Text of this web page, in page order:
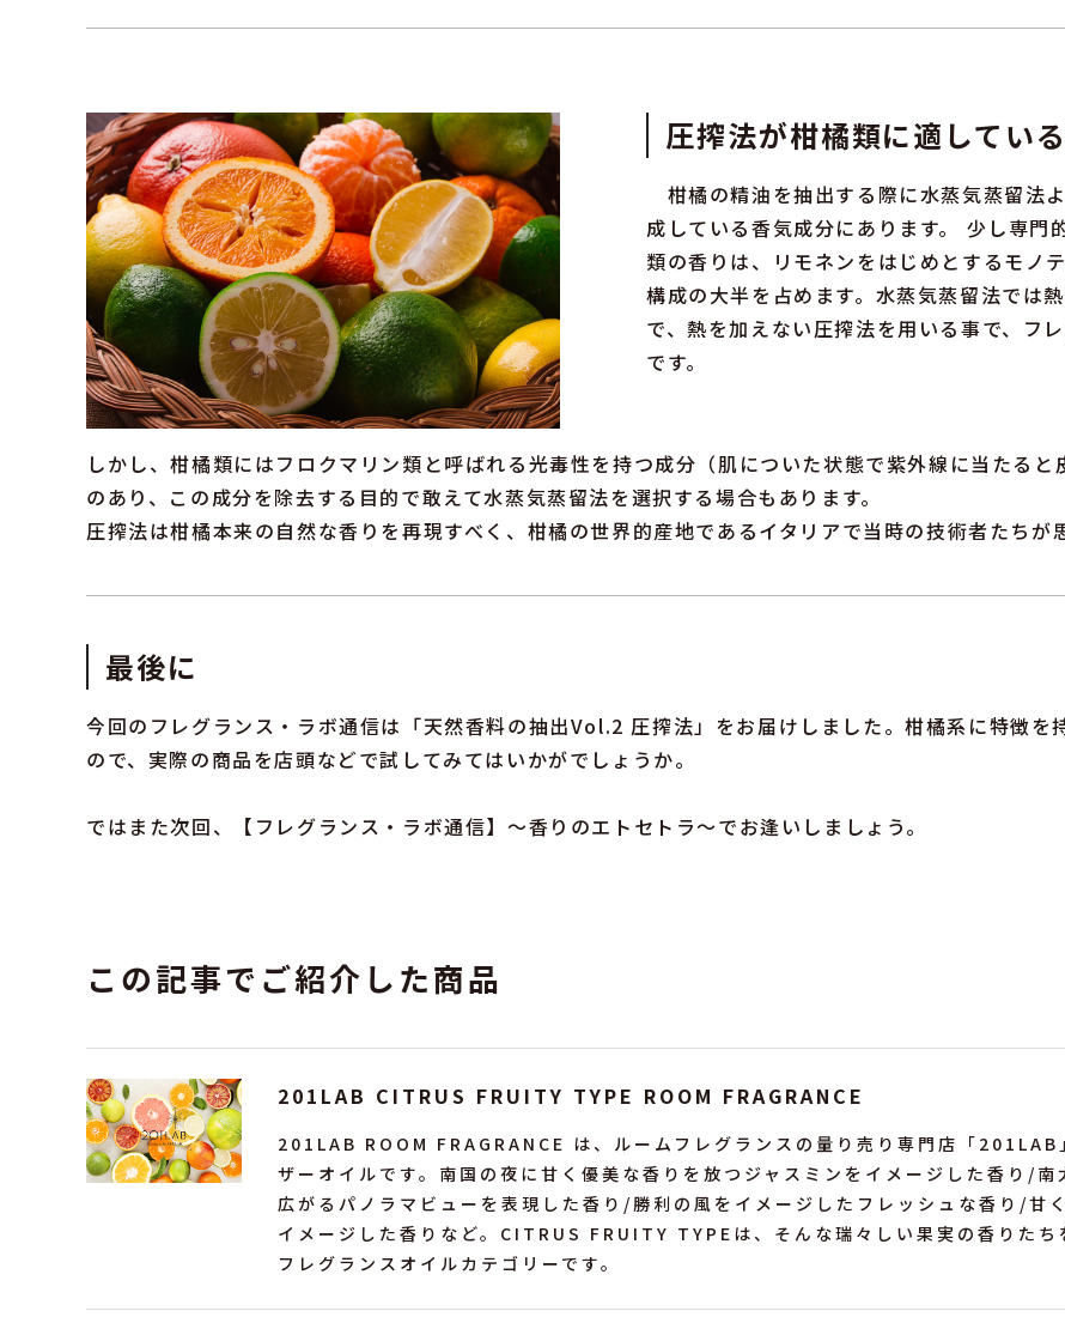
圧搾法が柑橘類に適してい
柑橘の精油を抽出する際に水蒸気蒸留法
成している香気成分にあります。 少し専
類の香りは、リモネンをはじめとするモノ
構成の大半を占めます。水蒸気蒸留法では
で、熱を加えない圧搾法を用いる事で、フ
です。
しかし、柑橘類にはフロクマリン類と呼ばれる光毒性を持つ成分（肌についた状態で紫外線に当たる
のあり、この成分を除去する目的で敢えて水蒸気蒸留法を選択する場合もあります。
圧搾法は柑橘本来の自然な香りを再現すべく、柑橘の世界的産地であるイタリアで当時の技術者たちが
最後に
今回のフレグランス・ラボ通信は「天然香料の抽出Vol.2 圧搾法」をお届けしました。柑橘系に特徴を
ので、実際の商品を店頭などで試してみてはいかがでしょうか。
ではまた次回、【フレグランス・ラボ通信】〜香りのエトセトラ〜でお逢いしましょう。
この記事でご紹介した商品
201LAB CITRUS FRUITY TYPE ROOM FRAGRANCE
201LAB ROOM FRAGRANCE は、ルームフレグランスの量り売り専門店「201LAB
ザーオイルです。南国の夜に甘く優美な香りを放つジャスミンをイメージした香り/南
広がるパノラマビューを表現した香り/勝利の風をイメージしたフレッシュな香り/甘
イメージした香りなど。CITRUS FRUITY TYPEは、そんな瑞々しい果実の香りたち
フレグランスオイルカテゴリーです。